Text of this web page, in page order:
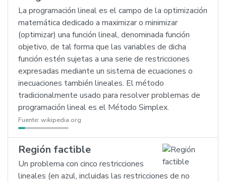
La programación lineal es el campo de la optimización
matemática dedicado a maximizar o minimizar
(optimizar) una función lineal, denominada función
objetivo, de tal forma que las variables de dicha
función estén sujetas a una serie de restricciones
expresadas mediante un sistema de ecuaciones o
inecuaciones también lineales. El método
tradicionalmente usado para resolver problemas de
programación lineal es el Método Simplex.
Fuente: wikipedia.org
Región factible
Un problema con cinco restricciones
lineales (en azul, incluidas las restricciones de no